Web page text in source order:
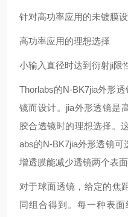
针对高功率应用的未镀膜
高功率应用的理想选择
小输入直径时达到衍射ji限
Thorlabs的N-BK7jia外形
镜而设计。jia外形透镜是
胶合透镜时的理想选择。
abs的N-BK7jia外形透镜
增透膜能减少透镜两个表
对于球面透镜，给定的焦
同组合得到。每一种表